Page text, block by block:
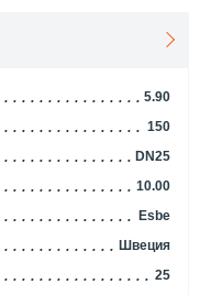
5.90
150
DN25
10.00
Esbe
Швеция
25